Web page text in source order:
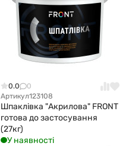
0.0
0
Артикул123108
Шпаклівка "Акрилова" FRONT
готова до застосування
(27кг)
У наявності